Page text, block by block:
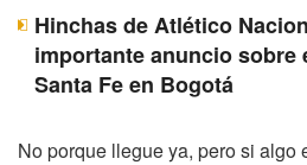
Hinchas de Atlético
importante anuncio sobre
Santa Fe en Bogotá
No porque llegue ya, pero si algo